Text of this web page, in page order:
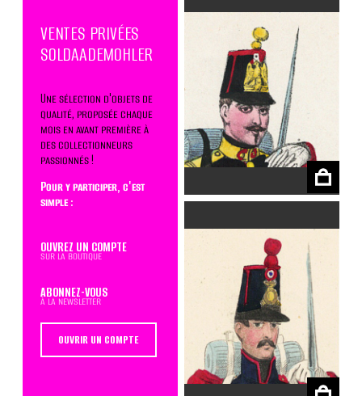
VENTES PRIVÉES
SOLDAADEMOHLER
Une sélection d'objets de
qualité, proposée chaque
mois en avant première à
des collectionneurs
passionnés !
Pour y participer, c'est
simple :
OUVREZ UN COMPTE
sur la boutique
ABONNEZ-VOUS
à la newsletter
OUVRIR UN COMPTE
€
€